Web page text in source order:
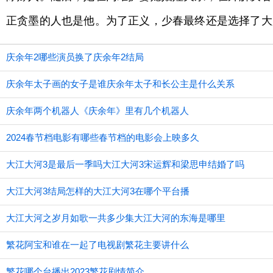
正贪墨的人也是他。为了正义，少春最终还是选择了
庆余年2哪些演员换了庆余年2结局
庆余年太子画的女子是谁庆余年太子和长公主是什么关系
庆余年两个机器人《庆余年》里有几个机器人
2024春节档电影有哪些春节档的电影会上映多久
大江大河3是最后一季吗大江大河3宋运辉和梁思申结婚了吗
大江大河3结局怎样的大江大河3在哪个平台播
大江大河之岁月如歌一共多少集大江大河的东海是哪里
繁花阿宝和谁在一起了电视剧繁花主要讲什么